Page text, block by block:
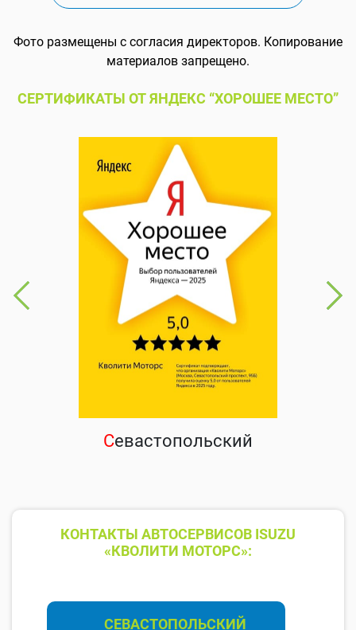
Фото размещены с согласия директоров. Копирование
материалов запрещено.
СЕРТИФИКАТЫ ОТ ЯНДЕКС “ХОРОШЕЕ МЕСТО”
Севастопольский
КОНТАКТЫ АВТОСЕРВИСОВ ISUZU
«КВОЛИТИ МОТОРС»:
СЕВАСТОПОЛЬСКИЙ